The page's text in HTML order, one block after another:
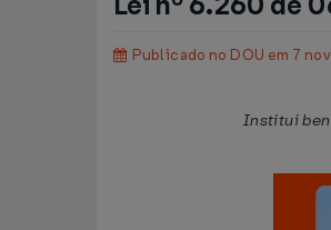
Publicado no DOU em 7
Institui